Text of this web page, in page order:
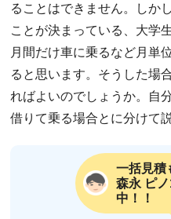
ることはできません。しか
ことが決まっている、大学
月間だけ車に乗るなど月単
ると思います。そうした場
ればよいのでしょうか。自
借りて乗る場合とに分けて
一括見積
森永 ピ
中！！